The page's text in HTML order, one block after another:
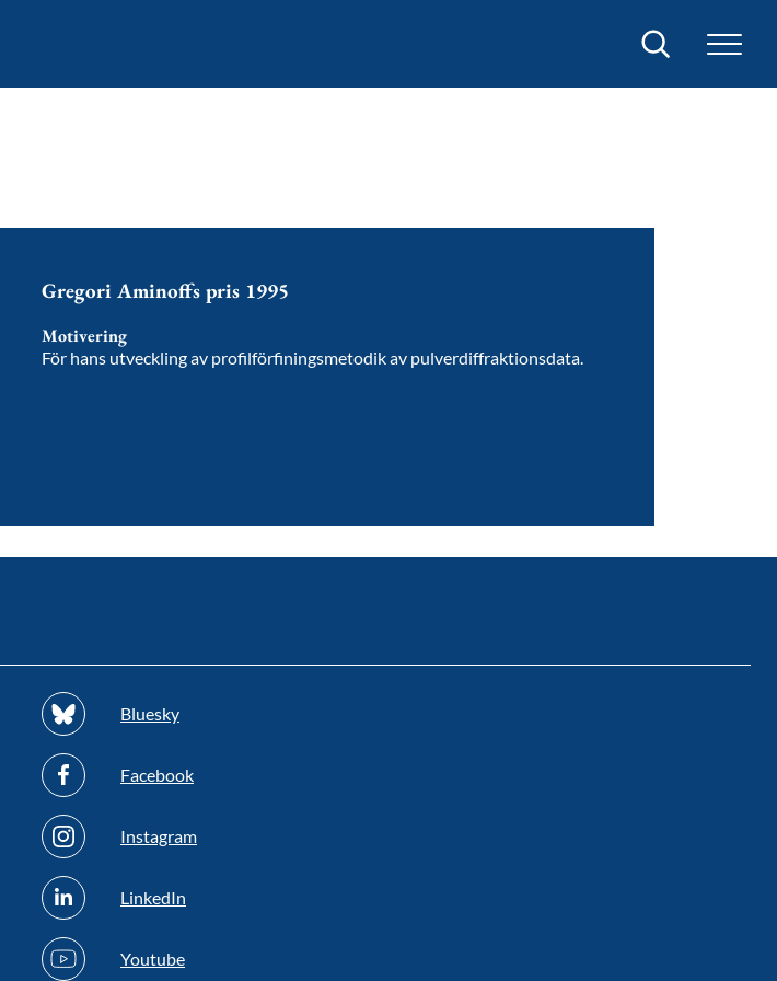
Sök
Gregori Aminoffs pris 1995
Motivering
För hans utveckling av profilförfiningsmetodik av pulverdiffraktionsdata.
Bluesky
Facebook
Instagram
LinkedIn
Youtube